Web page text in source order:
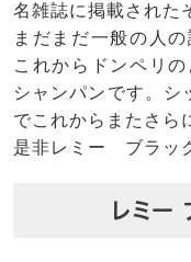
名雑誌に掲載された
まだまだ一般の人
これからドンペリ
シャンパンです。シ
でこれからまたさら
是非レミー ブラッ
レミー